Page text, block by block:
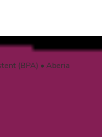
(BPA) • Aberia